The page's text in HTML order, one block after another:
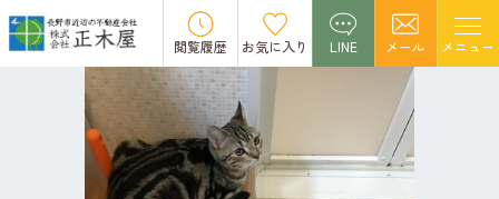
閲覧履歴 お気に入り LINE メール メニュー